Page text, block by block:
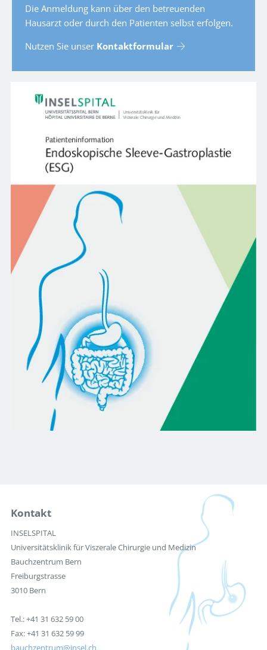
Die Anmeldung kann über den betreuenden
Hausarzt oder durch den Patienten selbst erfolgen.
Nutzen Sie unser Kontaktformular
Kontakt
INSELSPITAL
Universitätsklinik für Viszerale Chirurgie und Medizin
Bauchzentrum Bern
Freiburgstrasse
3010 Bern
Tel.: +41 31 632 59 00
Fax: +41 31 632 59 99
bauchzentrum
insel.ch